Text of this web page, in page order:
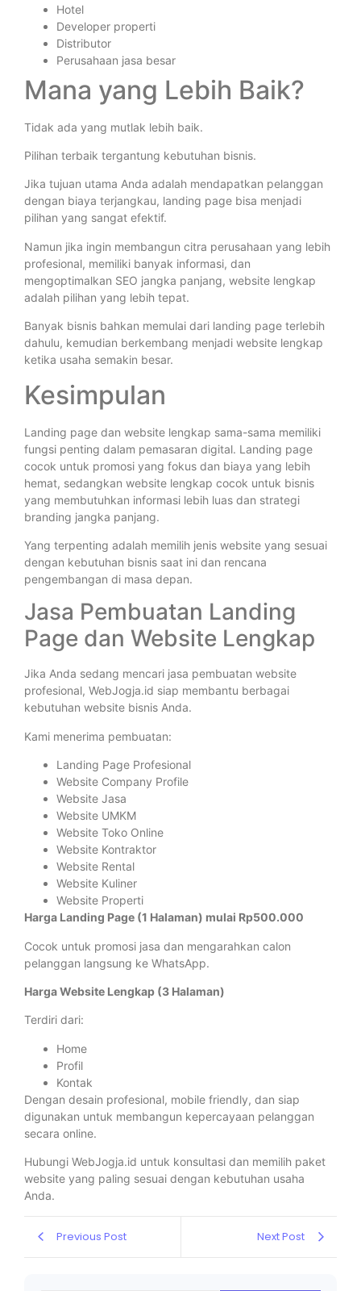
Hotel
Developer properti
Distributor
Perusahaan jasa besar
Mana yang Lebih Baik?
Tidak ada yang mutlak lebih baik.
Pilihan terbaik tergantung kebutuhan bisnis.
Jika tujuan utama Anda adalah mendapatkan pelanggan
dengan biaya terjangkau, landing page bisa menjadi
pilihan yang sangat efektif.
Namun jika ingin membangun citra perusahaan yang lebih
profesional, memiliki banyak informasi, dan
mengoptimalkan SEO jangka panjang, website lengkap
adalah pilihan yang lebih tepat.
Banyak bisnis bahkan memulai dari landing page terlebih
dahulu, kemudian berkembang menjadi website lengkap
ketika usaha semakin besar.
Kesimpulan
Landing page dan website lengkap sama-sama memiliki
fungsi penting dalam pemasaran digital. Landing page
cocok untuk promosi yang fokus dan biaya yang lebih
hemat, sedangkan website lengkap cocok untuk bisnis
yang membutuhkan informasi lebih luas dan strategi
branding jangka panjang.
Yang terpenting adalah memilih jenis website yang sesuai
dengan kebutuhan bisnis saat ini dan rencana
pengembangan di masa depan.
Jasa Pembuatan Landing
Page dan Website Lengkap
Jika Anda sedang mencari jasa pembuatan website
profesional, WebJogja.id siap membantu berbagai
kebutuhan website bisnis Anda.
Kami menerima pembuatan:
Landing Page Profesional
Website Company Profile
Website Jasa
Website UMKM
Website Toko Online
Website Kontraktor
Website Rental
Website Kuliner
Website Properti
Harga Landing Page (1 Halaman) mulai Rp500.000
Cocok untuk promosi jasa dan mengarahkan calon
pelanggan langsung ke WhatsApp.
Harga Website Lengkap (3 Halaman)
Terdiri dari:
Home
Profil
Kontak
Dengan desain profesional, mobile friendly, dan siap
digunakan untuk membangun kepercayaan pelanggan
secara online.
Hubungi WebJogja.id untuk konsultasi dan memilih paket
website yang paling sesuai dengan kebutuhan usaha
Anda.
Previous Post Next Post